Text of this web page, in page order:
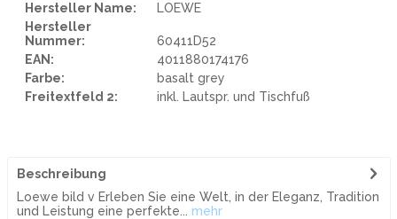
Hersteller Name:
LOEWE
Hersteller
Nummer:
60411D52
EAN:
4011880174176
Farbe:
basalt grey
Freitextfeld 2:
inkl. Lautspr. und Tischfuß
Beschreibung
Loewe bild v Erleben Sie eine Welt, in der Eleganz, Tradition
und Leistung eine perfekte...
mehr